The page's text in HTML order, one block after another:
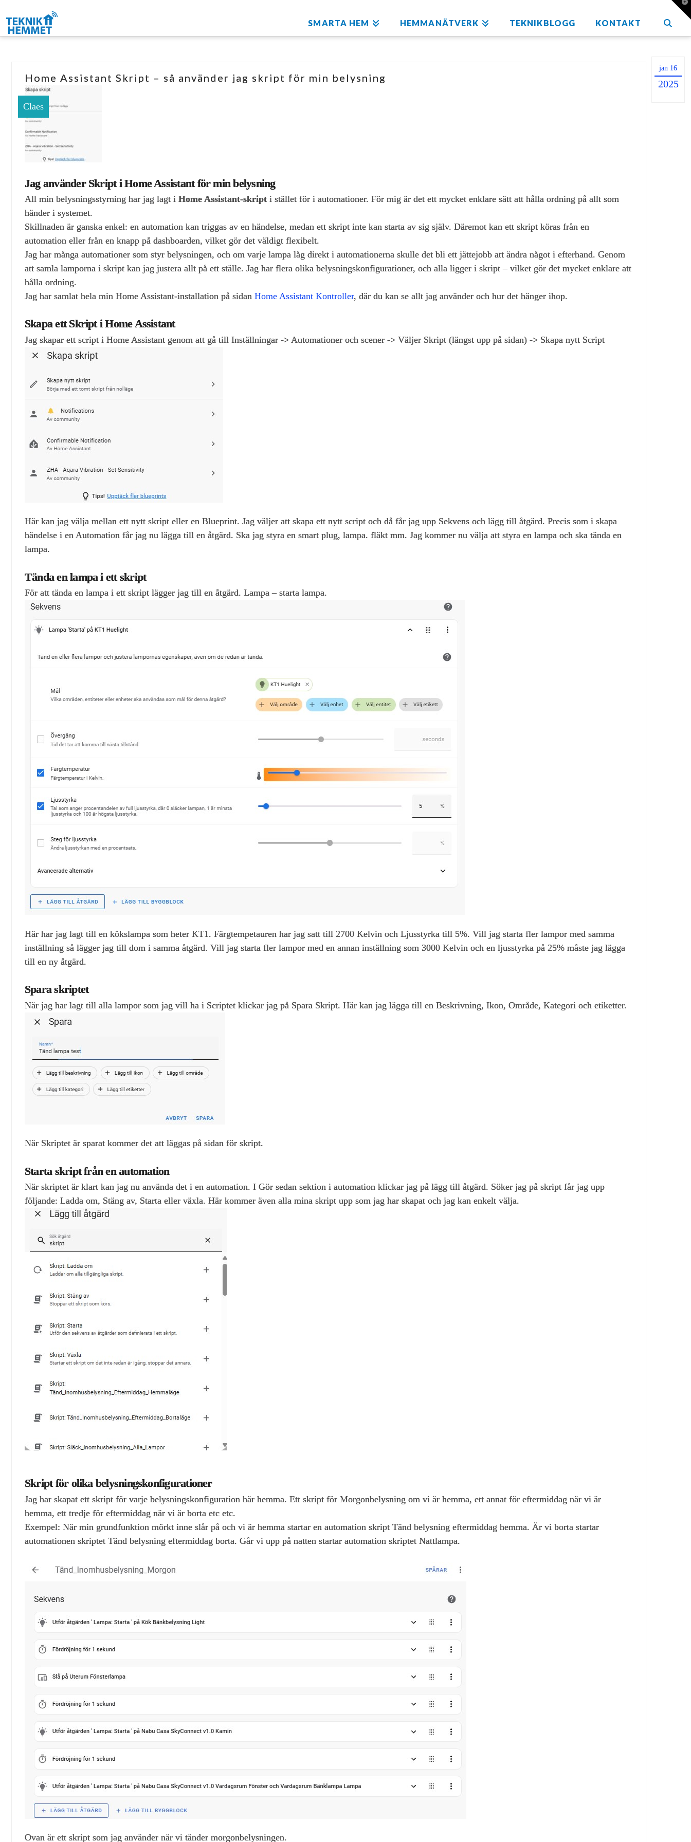
SMARTA HEM HEMMANÄTVERK TEKNIKBLOGG KONTAKT
jan 16
2025
Home Assistant Skript – så använder jag skript för min belysning
Claes
Jag använder Skript i Home Assistant för min belysning
All min belysningsstyrning har jag lagt i Home Assistant‑skript i stället för i automationer. För mig är det ett mycket enklare sätt att hålla ordning på allt som
händer i systemet.
Skillnaden är ganska enkel: en automation kan triggas av en händelse, medan ett skript inte kan starta av sig själv. Däremot kan ett skript köras från en
automation eller från en knapp på dashboarden, vilket gör det väldigt flexibelt.
Jag har många automationer som styr belysningen, och om varje lampa låg direkt i automationerna skulle det bli ett jättejobb att ändra något i efterhand. Genom
att samla lamporna i skript kan jag justera allt på ett ställe. Jag har flera olika belysningskonfigurationer, och alla ligger i skript – vilket gör det mycket enklare att
hålla ordning.
Jag har samlat hela min Home Assistant‑installation på sidan Home Assistant Kontroller, där du kan se allt jag använder och hur det hänger ihop.
Skapa ett Skript i Home Assistant
Jag skapar ett script i Home Assistant genom att gå till Inställningar -> Automationer och scener -> Väljer Skript (längst upp på sidan) -> Skapa nytt Script
Här kan jag välja mellan ett nytt skript eller en Blueprint. Jag väljer att skapa ett nytt script och då får jag upp Sekvens och lägg till åtgärd. Precis som i skapa
händelse i en Automation får jag nu lägga till en åtgärd. Ska jag styra en smart plug, lampa. fläkt mm. Jag kommer nu välja att styra en lampa och ska tända en
lampa.
Tända en lampa i ett skript
För att tända en lampa i ett skript lägger jag till en åtgärd. Lampa – starta lampa.
Här har jag lagt till en kökslampa som heter KT1. Färgtempetauren har jag satt till 2700 Kelvin och Ljusstyrka till 5%. Vill jag starta fler lampor med samma
inställning så lägger jag till dom i samma åtgärd. Vill jag starta fler lampor med en annan inställning som 3000 Kelvin och en ljusstyrka på 25% måste jag lägga
till en ny åtgärd.
Spara skriptet
När jag har lagt till alla lampor som jag vill ha i Scriptet klickar jag på Spara Skript. Här kan jag lägga till en Beskrivning, Ikon, Område, Kategori och etiketter.
När Skriptet är sparat kommer det att läggas på sidan för skript.
Starta skript från en automation
När skriptet är klart kan jag nu använda det i en automation. I Gör sedan sektion i automation klickar jag på lägg till åtgärd. Söker jag på skript får jag upp
följande: Ladda om, Stäng av, Starta eller växla. Här kommer även alla mina skript upp som jag har skapat och jag kan enkelt välja.
Skript för olika belysningskonfigurationer
Jag har skapat ett skript för varje belysningskonfiguration här hemma. Ett skript för Morgonbelysning om vi är hemma, ett annat för eftermiddag när vi är
hemma, ett tredje för eftermiddag när vi är borta etc etc.
Exempel: När min grundfunktion mörkt inne slår på och vi är hemma startar en automation skript Tänd belysning eftermiddag hemma. Är vi borta startar
automationen skriptet Tänd belysning eftermiddag borta. Går vi upp på natten startar automation skriptet Nattlampa.
Ovan är ett skript som jag använder när vi tänder morgonbelysningen.